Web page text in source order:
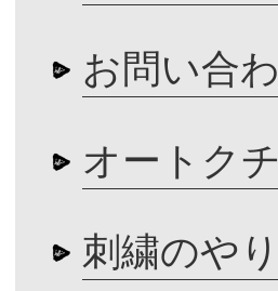
お問い合
オートク
刺繍のや